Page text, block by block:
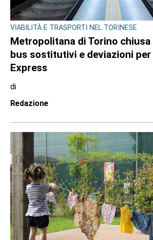
VIABILITÀ E TRASPORTI NEL TORINESE
Metropolitana di Torino chiusa
bus sostitutivi e deviazioni per
Express
di
Redazione